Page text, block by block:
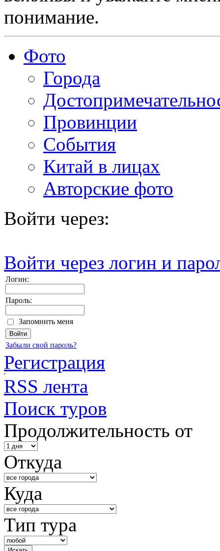
понимание.
Фото
Города
Провинции
События
Китай в лицах
Авторские фото
Войти через:
Войти через логин и
Логин:
Пароль:
Запомнить меня
Забыли свой пароль?
Регистрация
RSS лента
Поиск туров
Продолжительность от
Откуда
Куда
Тип тура